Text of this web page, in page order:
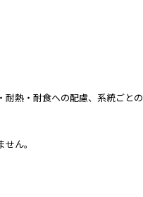
熱・耐食への配慮、系統ごとの
ん。